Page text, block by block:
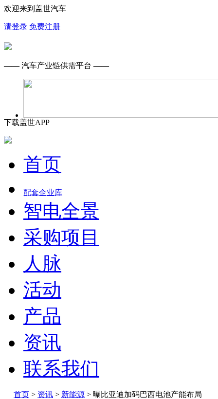
欢迎来到盖世汽车
请登录 免费注册
—— 汽车产业链供需平台 ——
下载盖世APP
首页
配套企业库
智电全景
采购项目
人脉
活动
产品
资讯
联系我们
首页 > 资讯 > 新能源 > 曝比亚迪加码巴西电池产能布局